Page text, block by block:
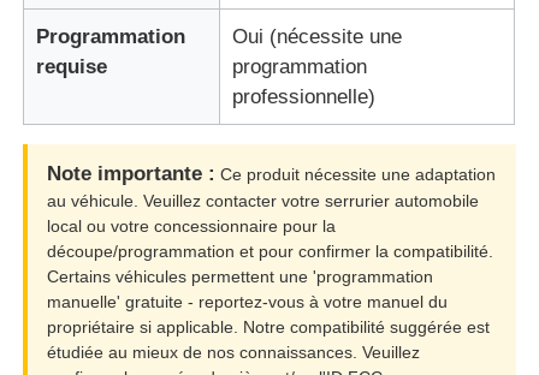
Aperçu
Produits
Vidéos
Programmation
requise
Oui (nécessite une
programmation
professionnelle)
Note importante : Ce produit nécessite une adaptation
au véhicule. Veuillez contacter votre serrurier automobile
local ou votre concessionnaire pour la
découpe/programmation et pour confirmer la compatibilité.
Certains véhicules permettent une 'programmation
manuelle' gratuite - reportez-vous à votre manuel du
propriétaire si applicable. Notre compatibilité suggérée est
étudiée au mieux de nos connaissances. Veuillez